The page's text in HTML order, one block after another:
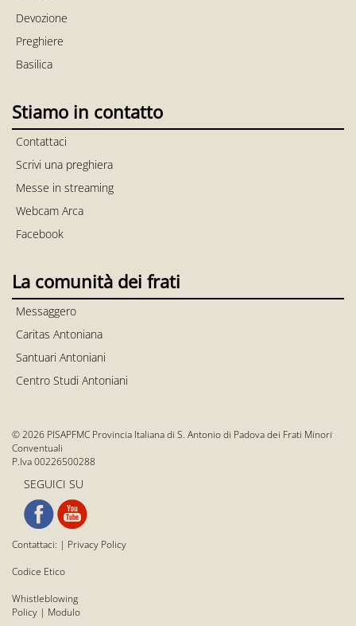
Devozione
Preghiere
Basilica
Stiamo in contatto
Contattaci
Scrivi una preghiera
Messe in streaming
Webcam Arca
Facebook
La comunità dei frati
Messaggero
Caritas Antoniana
Santuari Antoniani
Centro Studi Antoniani
© 2026 PISAPFMC Provincia Italiana di S. Antonio di Padova dei Frati Minori
Conventuali
P.Iva 00226500288
SEGUICI SU
Contattaci: | Privacy Policy
Codice Etico
Whistleblowing
Policy | Modulo